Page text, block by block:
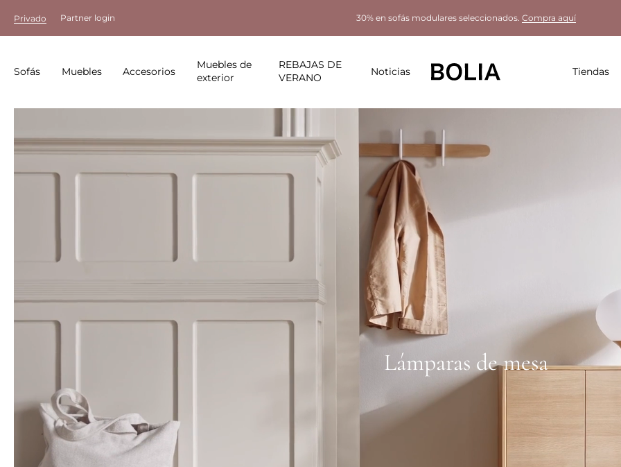
Privado Partner login 30% en sofás modulares seleccionados. Compra aquí
Sofás Muebles Accesorios
Muebles de
exterior
REBAJAS DE
VERANO
Noticias Tiendas
Lámparas de mesa